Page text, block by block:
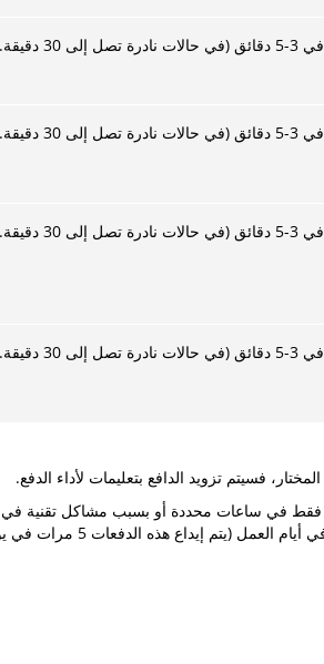
دقيقة.
دقيقة.
دقيقة.
دقيقة.
5 مرات في يوم عمل من الساعة 9 صباحا حتى 5:40 مساء).